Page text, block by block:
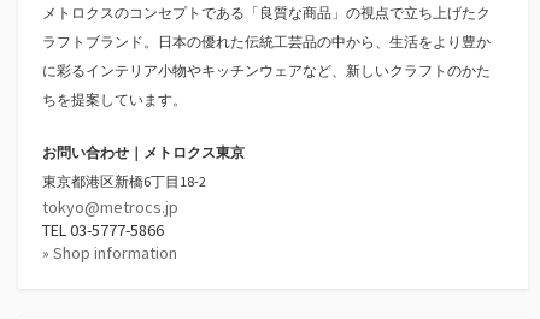
メトロクスのコンセプトである「良質な商品」の視点で立ち上げたク
ラフトブランド。日本の優れた伝統工芸品の中から、生活をより豊か
に彩るインテリア小物やキッチンウェアなど、新しいクラフトのかた
ちを提案しています。
お問い合わせ｜メトロクス東京
東京都港区新橋6丁目18-2
tokyo@metrocs.jp
TEL 03-5777-5866
» Shop information